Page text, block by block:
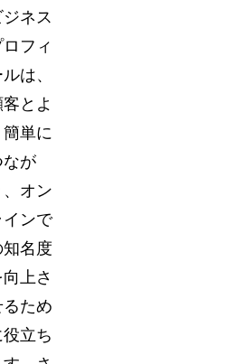
ジネス
フィ
は、
とよ
簡単に
が
、オン
インで
名度
向上さ
ため
役立ち